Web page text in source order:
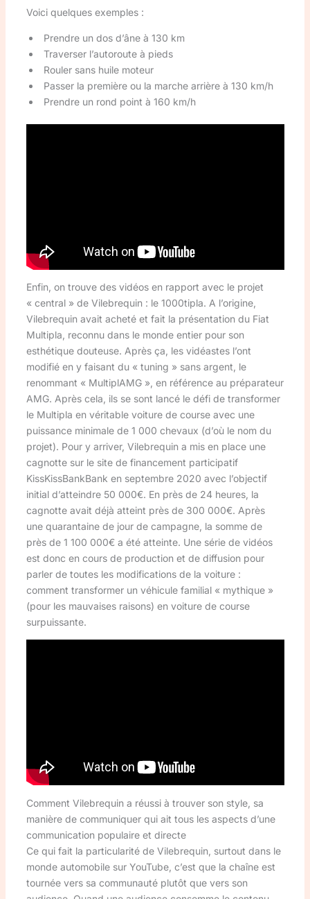
Voici quelques exemples :
Prendre un dos d’âne à 130 km
Traverser l’autoroute à pieds
Rouler sans huile moteur
Passer la première ou la marche arrière à 130 km/h
Prendre un rond point à 160 km/h
Enfin, on trouve des vidéos en rapport avec le projet
« central » de Vilebrequin : le 1000tipla. A l’origine,
Vilebrequin avait acheté et fait la présentation du Fiat
Multipla, reconnu dans le monde entier pour son
esthétique douteuse. Après ça, les vidéastes l’ont
modifié en y faisant du « tuning » sans argent, le
renommant « MultiplAMG », en référence au préparateur
AMG. Après cela, ils se sont lancé le défi de transformer
le Multipla en véritable voiture de course avec une
puissance minimale de 1 000 chevaux (d’où le nom du
projet). Pour y arriver, Vilebrequin a mis en place une
cagnotte sur le site de financement participatif
KissKissBankBank en septembre 2020 avec l’objectif
initial d’atteindre 50 000€. En près de 24 heures, la
cagnotte avait déjà atteint près de 300 000€. Après
une quarantaine de jour de campagne, la somme de
près de 1 100 000€ a été atteinte. Une série de vidéos
est donc en cours de production et de diffusion pour
parler de toutes les modifications de la voiture :
comment transformer un véhicule familial « mythique »
(pour les mauvaises raisons) en voiture de course
surpuissante.
Comment Vilebrequin a réussi à trouver son style, sa
manière de communiquer qui ait tous les aspects d’une
communication populaire et directe
Ce qui fait la particularité de Vilebrequin, surtout dans le
monde automobile sur YouTube, c’est que la chaîne est
tournée vers sa communauté plutôt que vers son